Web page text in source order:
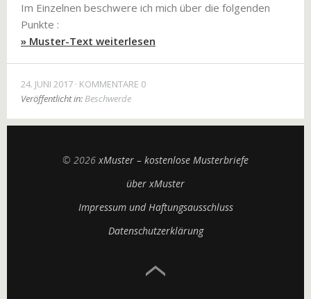
Im Einzelnen beschwere ich mich über die folgenden
Punkte :
» Muster-Text weiterlesen
24. JUNI 2017 KOMMENTARE 0
Veröffentlicht in:Beschwerde
© 2026xMuster – kostenlose Musterbriefe
über xMuster
Impressum und Haftungsausschluss
Datenschutzerklärung